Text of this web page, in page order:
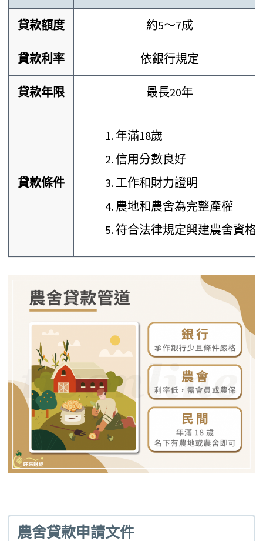
貸款額度 約5～7成
貸款利率 依銀行規定
貸款年限 最長20年
貸款條件
年滿18歲
信用分數良好
工作和財力證明
農地和農舍為完整產權
符合法律規定興建農舍資格
農舍貸款申請文件